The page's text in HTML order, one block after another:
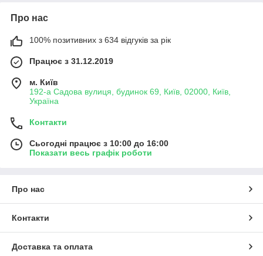
Якість Товару
експлуатацію.
ремонт доступним для кожного.
Забудьте про пошуки запчастин для фар
місцях. У нас є все необхідне для комфортного та якісного
ремонту вашого авто. Вибирайте
Як Зробити Замовлення на
Через сайт: Додайте товари до кошика та оформіть
замовлення онлайн.
запчастини.
Про нас
100% позитивних з 634 відгуків за рік
Працює з 31.12.2019
м. Київ
192-а Садова вулиця, будинок 69, Київ, 02000, Київ,
Україна
Контакти
Сьогодні працює з 10:00 до 16:00
Показати весь графік роботи
Про нас
Контакти
Доставка та оплата